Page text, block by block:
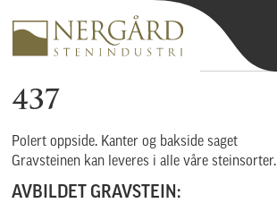
437
Polert oppside. Kanter og bakside saget
Gravsteinen kan leveres i alle våre steinsorter.
AVBILDET GRAVSTEIN: